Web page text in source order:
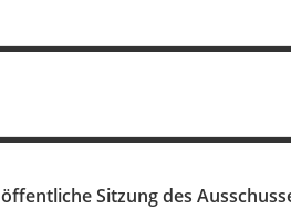
Sitzung des